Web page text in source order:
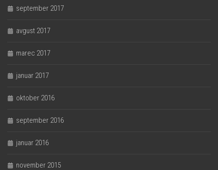
september 2017
avgust 2017
marec 2017
januar 2017
oktober 2016
september 2016
januar 2016
november 2015